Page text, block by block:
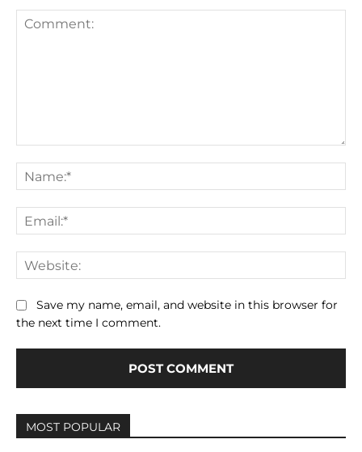
Save my name, email, and website in this browser for
the next time I comment.
MOST POPULAR